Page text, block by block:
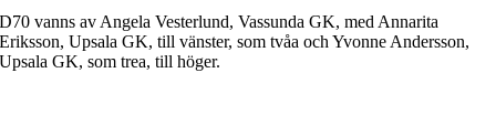
D70 vanns av Angela Vesterlund, Vassunda GK, med Annarita
Eriksson, Upsala GK, till vänster, som tvåa och Yvonne Andersson,
Upsala GK, som trea, till höger.